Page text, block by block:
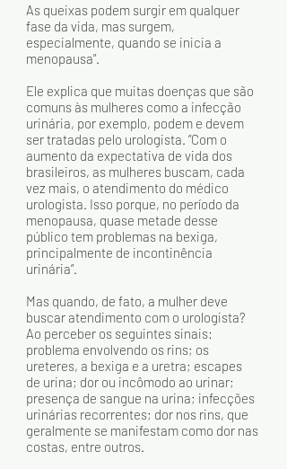
As queixas podem surgir em qualquer
fase da vida, mas surgem,
especialmente, quando se inicia a
menopausa”.
Ele explica que muitas doenças que são
comuns às mulheres como a infecção
urinária, por exemplo, podem e devem
ser tratadas pelo urologista. ”Com o
aumento da expectativa de vida dos
brasileiros, as mulheres buscam, cada
vez mais, o atendimento do médico
urologista. Isso porque, no período da
menopausa, quase metade desse
público tem problemas na bexiga,
principalmente de incontinência
urinária”.
Mas quando, de fato, a mulher deve
buscar atendimento com o urologista?
Ao perceber os seguintes sinais:
problema envolvendo os rins; os
ureteres, a bexiga e a uretra; escapes
de urina; dor ou incômodo ao urinar;
presença de sangue na urina; infecções
urinárias recorrentes; dor nos rins, que
geralmente se manifestam como dor nas
costas, entre outros.